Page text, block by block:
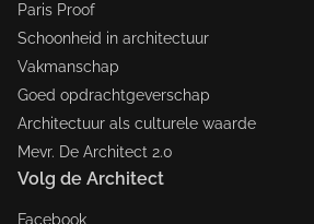
Paris Proof
Schoonheid in architectuur
Vakmanschap
Goed opdrachtgeverschap
Architectuur als culturele waarde
Mevr. De Architect 2.0
Volg de Architect
Facebook